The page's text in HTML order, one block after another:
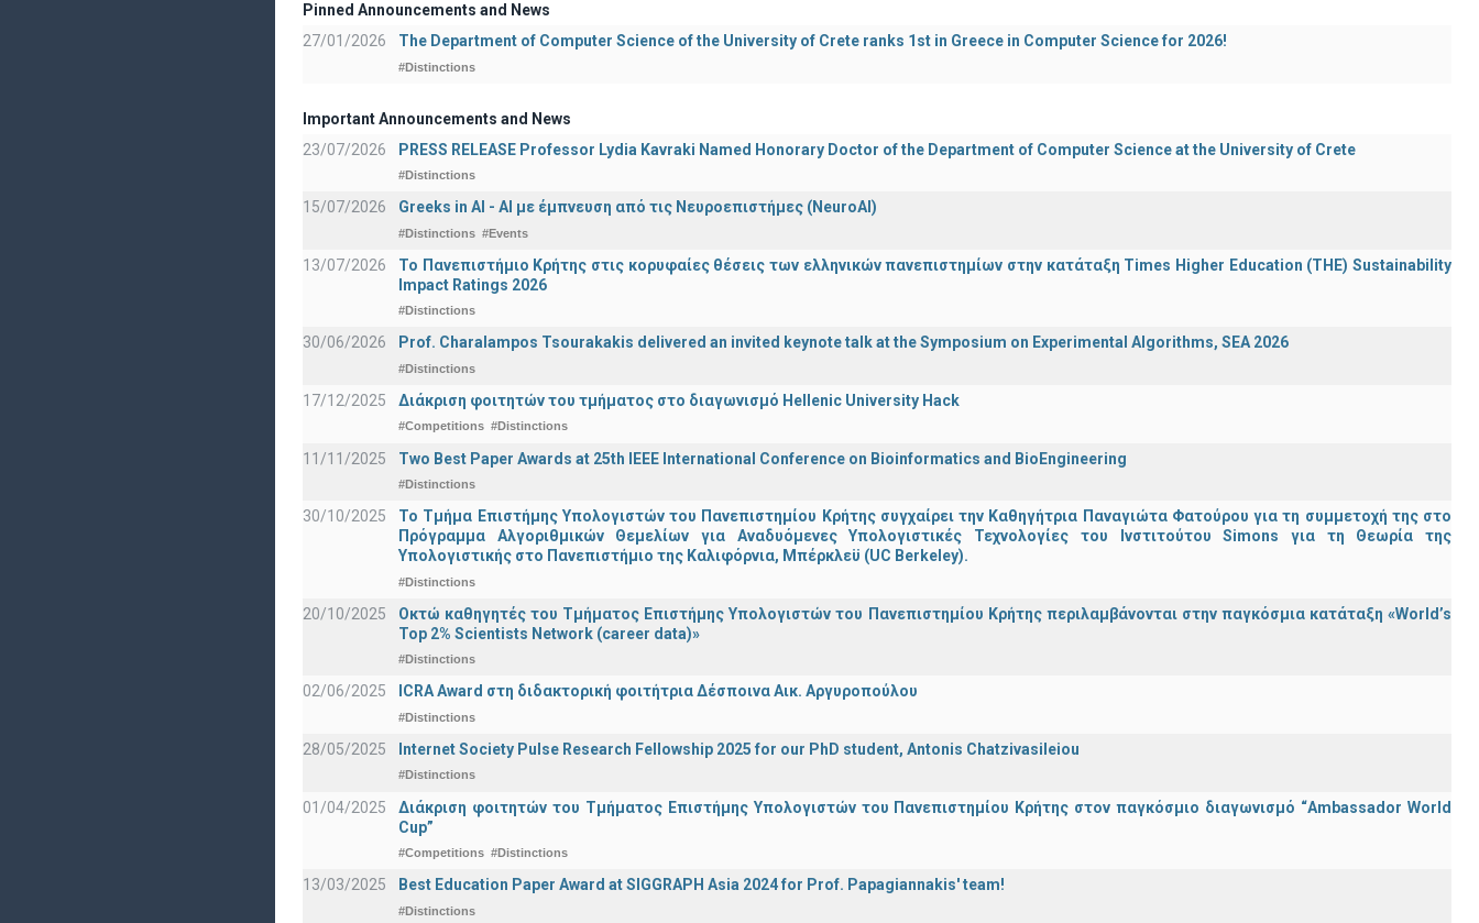
Pinned Announcements and News
27/01/2026
The Department of Computer Science of the University of Crete ranks 1st in Greece in Computer Science for 2026!
#Distinctions
Important Announcements and News
23/07/2026
PRESS RELEASE Professor Lydia Kavraki Named Honorary Doctor of the Department of Computer Science at the University of Crete
#Distinctions
15/07/2026 Greeks in AI - ΑΙ με έμπνευση από τις Νευροεπιστήμες (NeuroAI)
#Distinctions #Events
13/07/2026
Το Πανεπιστήμιο Κρήτης στις κορυφαίες θέσεις των ελληνικών πανεπιστημίων στην κατάταξη Times Higher Education (ΤΗΕ) Sustainability
Impact Ratings 2026
#Distinctions
30/06/2026 Prof. Charalampos Tsourakakis delivered an invited keynote talk at the Symposium on Experimental Algorithms, SEA 2026
#Distinctions
17/12/2025 Διάκριση φοιτητών του τμήματος στο διαγωνισμό Hellenic University Hack
#Competitions #Distinctions
11/11/2025 Two Best Paper Awards at 25th IEEE International Conference on Bioinformatics and BioEngineering
#Distinctions
30/10/2025
Το Τμήμα Επιστήμης Υπολογιστών του Πανεπιστημίου Κρήτης συγχαίρει την Καθηγήτρια Παναγιώτα Φατούρου για τη συμμετοχή της στο
Πρόγραμμα Αλγοριθμικών Θεμελίων για Αναδυόμενες Υπολογιστικές Τεχνολογίες του Ινστιτούτου Simons για τη Θεωρία της
Υπολογιστικής στο Πανεπιστήμιο της Καλιφόρνια, Μπέρκλεϋ (UC Berkeley).
#Distinctions
20/10/2025
Οκτώ καθηγητές του Τμήματος Επιστήμης Υπολογιστών του Πανεπιστημίου Κρήτης περιλαμβάνονται στην παγκόσμια κατάταξη «World’s
Top 2% Scientists Network (career data)»
#Distinctions
02/06/2025 ICRA Award στη διδακτορική φοιτήτρια Δέσποινα Αικ. Αργυροπούλου
#Distinctions
28/05/2025 Internet Society Pulse Research Fellowship 2025 for our PhD student, Antonis Chatzivasileiou
#Distinctions
01/04/2025
Διάκριση φοιτητών του Τμήματος Επιστήμης Υπολογιστών του Πανεπιστημίου Κρήτης στον παγκόσμιο διαγωνισμό “Ambassador World
Cup”
#Competitions #Distinctions
13/03/2025 Best Education Paper Award at SIGGRAPH Asia 2024 for Prof. Papagiannakis' team!
#Distinctions